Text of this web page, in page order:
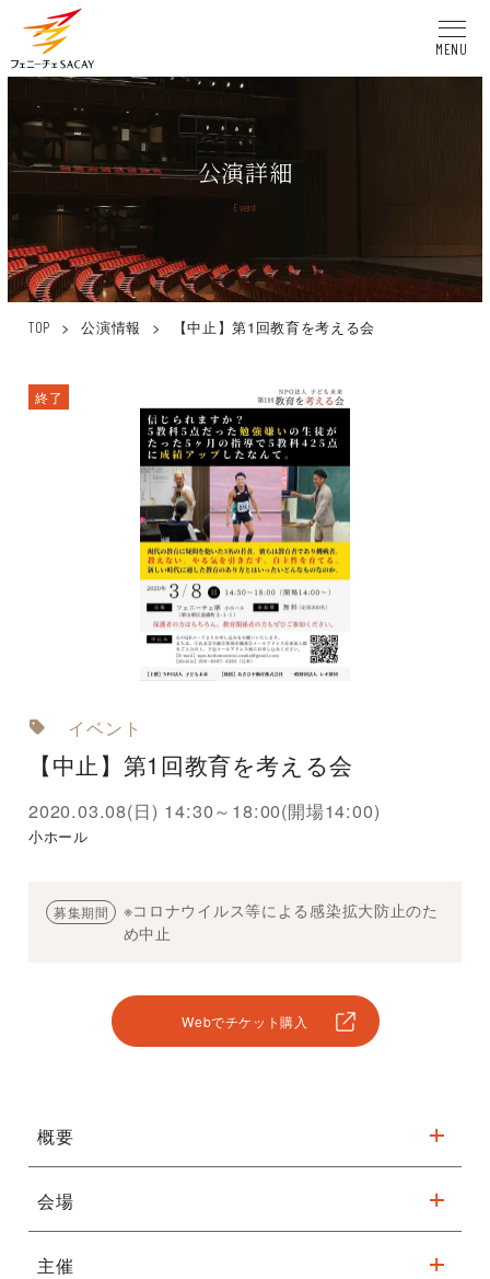
MENU
公演詳細
Event
TOP > 公演情報 > 【中止】第1回教育を考える会
終了
イベント
【中止】第1回教育を考える会
2020.03.08(日) 14:30～18:00(開場14:00)
小ホール
募集期間
※コロナウイルス等による感染拡大防止のた
め中止
Webでチケット購入
概要
申込方法などの詳細は主催者にお問い合わせください。
TEL：090-8467-4383(ＮＰＯ法人 子ども未来 辻本)
会場
※駐車台数が限られてます。公共交通機関をご利用ください。
主催